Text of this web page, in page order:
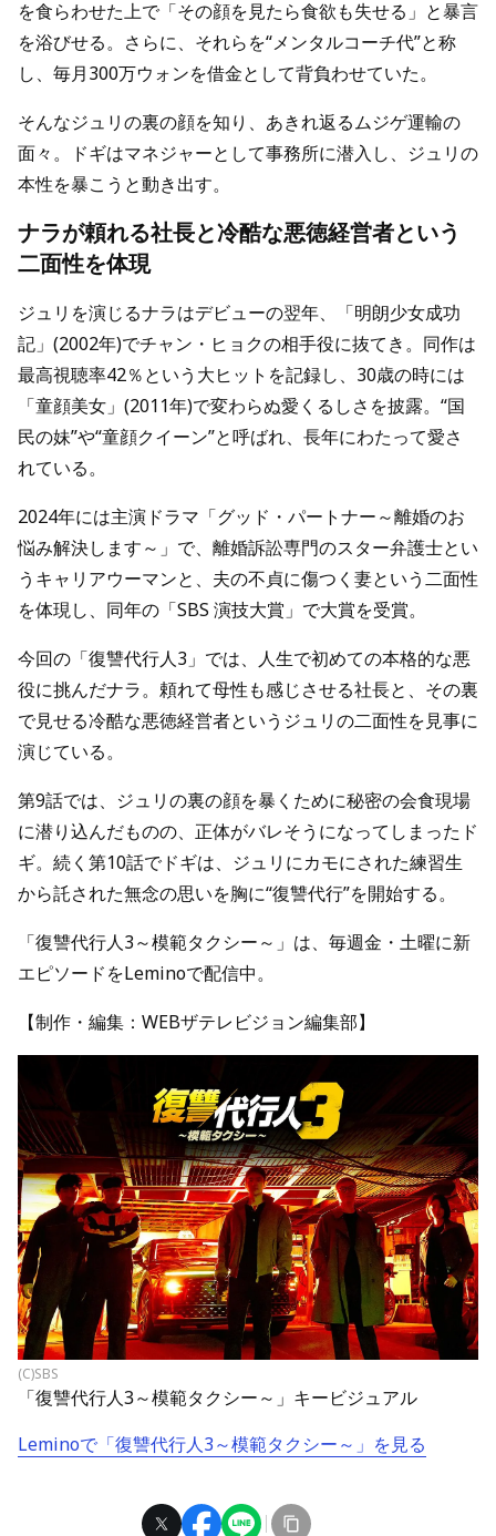
を食らわせた上で「その顔を見たら食欲も失せる」と暴言
を浴びせる。さらに、それらを“メンタルコーチ代”と称
し、毎月300万ウォンを借金として背負わせていた。
そんなジュリの裏の顔を知り、あきれ返るムジゲ運輸の
面々。ドギはマネジャーとして事務所に潜入し、ジュリの
本性を暴こうと動き出す。
ナラが頼れる社長と冷酷な悪徳経営者という
二面性を体現
ジュリを演じるナラはデビューの翌年、「明朗少女成功
記」(2002年)でチャン・ヒョクの相手役に抜てき。同作は
最高視聴率42％という大ヒットを記録し、30歳の時には
「童顔美女」(2011年)で変わらぬ愛くるしさを披露。“国
民の妹”や“童顔クイーン”と呼ばれ、長年にわたって愛さ
れている。
2024年には主演ドラマ「グッド・パートナー～離婚のお
悩み解決します～」で、離婚訴訟専門のスター弁護士とい
うキャリアウーマンと、夫の不貞に傷つく妻という二面性
を体現し、同年の「SBS 演技大賞」で大賞を受賞。
今回の「復讐代行人3」では、人生で初めての本格的な悪
役に挑んだナラ。頼れて母性も感じさせる社長と、その裏
で見せる冷酷な悪徳経営者というジュリの二面性を見事に
演じている。
第9話では、ジュリの裏の顔を暴くために秘密の会食現場
に潜り込んだものの、正体がバレそうになってしまったド
ギ。続く第10話でドギは、ジュリにカモにされた練習生
から託された無念の思いを胸に“復讐代行”を開始する。
「復讐代行人3～模範タクシー～」は、毎週金・土曜に新
エピソードをLeminoで配信中。
【制作・編集：WEBザテレビジョン編集部】
(C)SBS
「復讐代行人3～模範タクシー～」キービジュアル
Leminoで「復讐代行人3～模範タクシー～」を見る